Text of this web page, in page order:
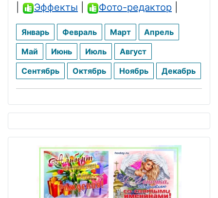
Эффекты Фото-редактор
Январь Февраль Март
Апрель
Май
Июнь Июль
Август
Сентябрь
Октябрь Ноябрь Декабрь